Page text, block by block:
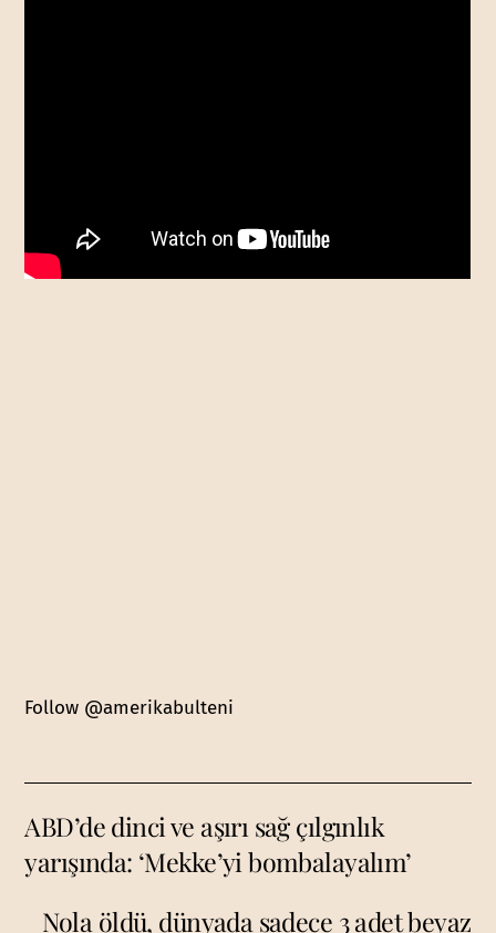
Follow @amerikabulteni
ABD’de dinci ve aşırı sağ çılgınlık
yarışında: ‘Mekke’yi bombalayalım’
Nola öldü, dünyada sadece 3 adet beyaz